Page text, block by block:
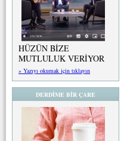
HÜZÜN BİZE
MUTLULUK VERİYOR
» Yazıyı okumak için tıklayın
DERDİME BİR ÇARE